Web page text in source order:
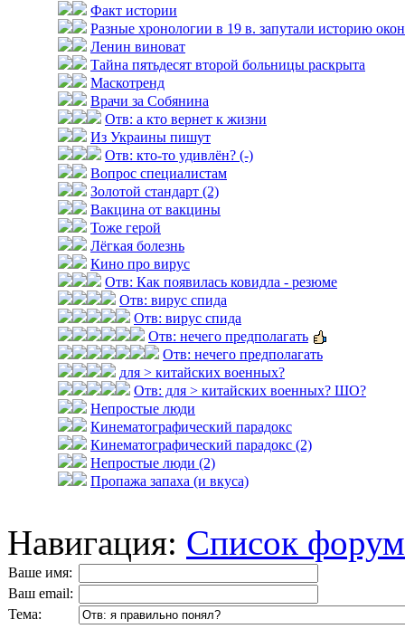
Факт истории
Разные хронологии в 19 в. запутали историю
Ленин виноват
Тайна пятьдесят второй больницы раскрыта
Маскотренд
Врачи за Собянина
Отв: а кто вернет к жизни
Из Украины пишут
Отв: кто-то удивлён? (-)
Вопрос специалистам
Золотой стандарт (2)
Вакцина от вакцины
Тоже герой
Лёгкая болезнь
Кино про вирус
Отв: Как появилась ковидла - резюме
Отв: вирус спида
Отв: вирус спида
Отв: нечего предполагать
Отв: нечего предполагать
для > китайских военных?
Отв: для > китайских военных? ШО?
Непростые люди
Кинематографический парадокс
Кинематографический парадокс (2)
Непростые люди (2)
Пропажа запаха (и вкуса)
Навигация: Список
Ваше имя:
Ваш email:
Тема: